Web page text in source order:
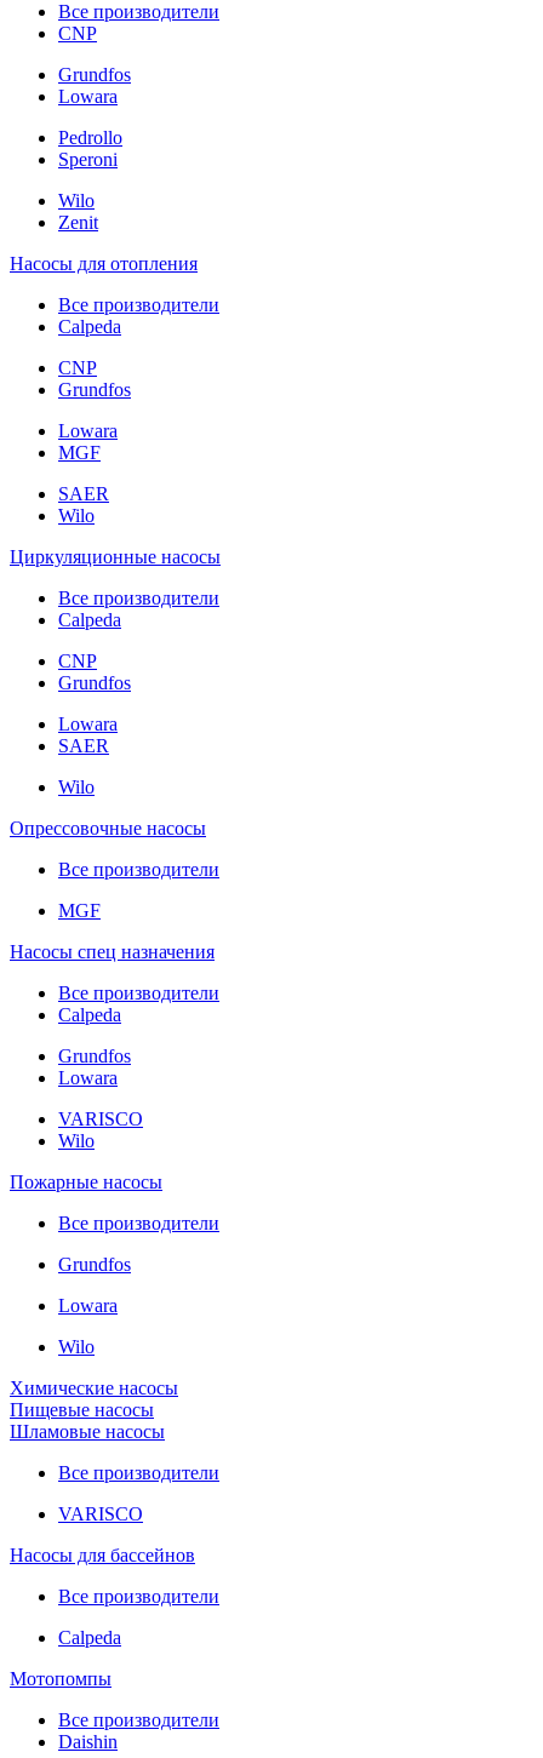
Все производители
CNP
Grundfos
Lowara
Pedrollo
Speroni
Wilo
Zenit
Насосы для отопления
Все производители
Calpeda
CNP
Grundfos
Lowara
MGF
SAER
Wilo
Циркуляционные насосы
Все производители
Calpeda
CNP
Grundfos
Lowara
SAER
Wilo
Опрессовочные насосы
Все производители
MGF
Насосы спец назначения
Все производители
Calpeda
Grundfos
Lowara
VARISCO
Wilo
Пожарные насосы
Все производители
Grundfos
Lowara
Wilo
Химические насосы
Пищевые насосы
Шламовые насосы
Все производители
VARISCO
Насосы для бассейнов
Все производители
Calpeda
Мотопомпы
Все производители
Daishin